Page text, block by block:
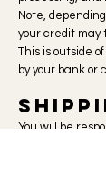
Note,
your credit may
This is outside
by your bank or
You will be